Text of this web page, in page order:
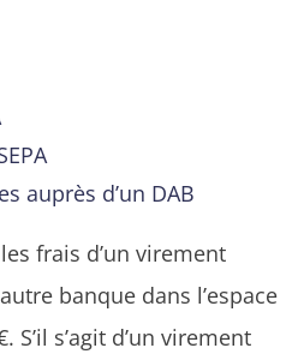
auprès d’un DAB
frais d’un virement
banque dans l’espace
S’il s’agit d’un virement